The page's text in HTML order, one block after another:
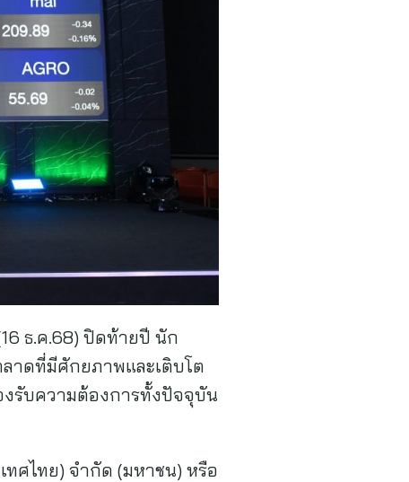
ธ.ค.68) ปิดท้ายปี นัก
าดที่มีศักยภาพและเติบโต
งรับความต้องการทั้งปัจจุบัน
ทศไทย) จำกัด (มหาชน) หรือ